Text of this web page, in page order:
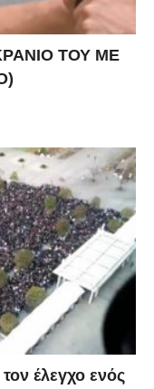
ΤΟΥ ΜΕ
έλεγχο ενός